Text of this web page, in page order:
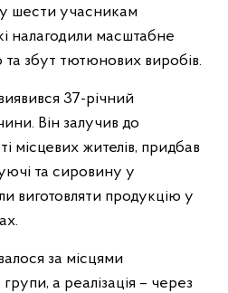
шести учасникам
налагодили масштабне
та збут тютюнових виробів.
37-річний
Він залучив до
місцевих жителів, придбав
та сировину у
виготовляти продукцію у
за місцями
а реалізація – через